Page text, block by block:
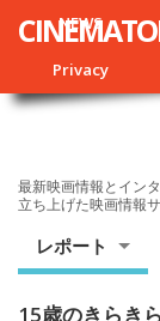
NEWS
Privacy
最新映画情報とイン
立ち上げた映画情報
レポート
15歳のきらき